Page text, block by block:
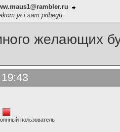
ja i sam pribegu
желающих
пользователь